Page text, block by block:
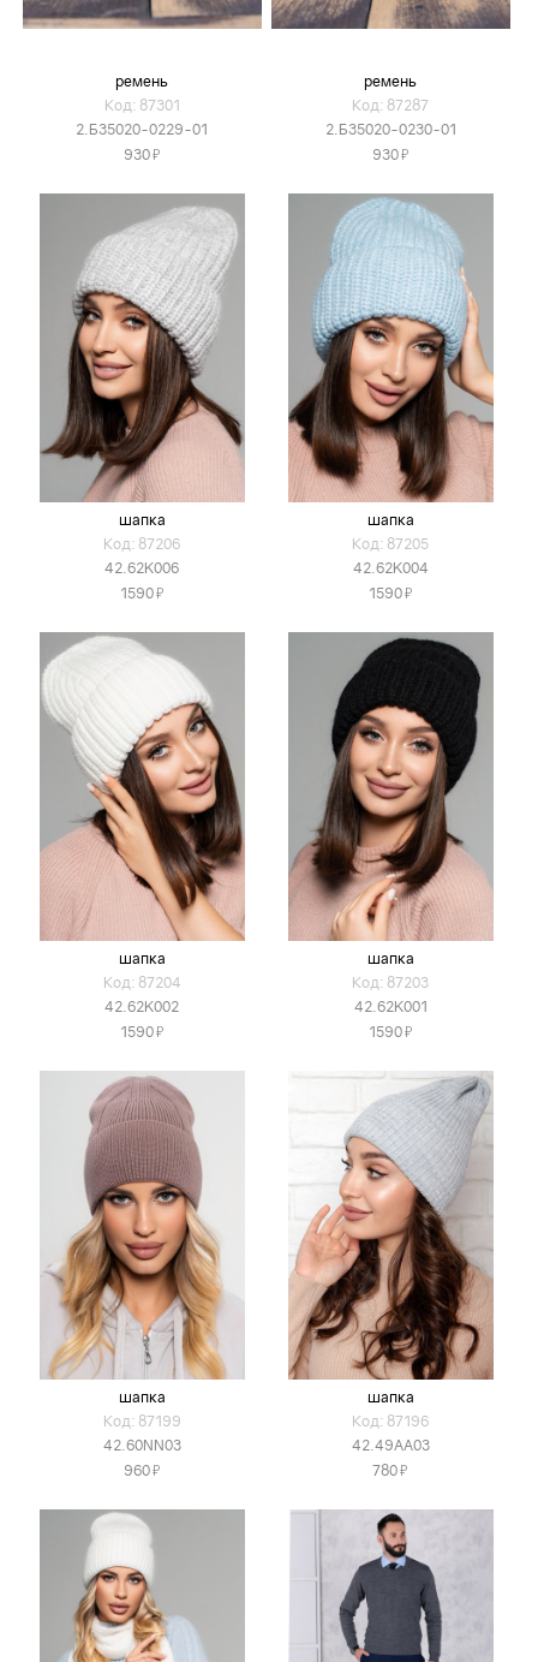
ремень
Код: 87301
2.Б35020-0229-01
930Я
ремень
Код: 87287
2.Б35020-0230-01
930Я
шапка
Код: 87206
42.62K006
1590Я
шапка
Код: 87205
42.62K004
1590Я
шапка
Код: 87204
42.62K002
1590Я
шапка
Код: 87203
42.62K001
1590Я
шапка
Код: 87199
42.60NN03
960Я
шапка
Код: 87196
42.49AA03
780Я